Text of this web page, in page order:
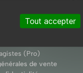
germination des
pour les
Ce mélange est
(Pro)
de vente
Tout accepter